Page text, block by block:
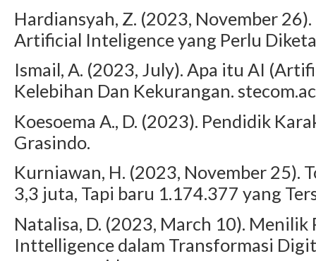
Hardiansyah, Z. (2023, November
Artificial Inteligence yang Perlu
Ismail, A. (2023, July). Apa itu AI
Kelebihan Dan Kekurangan.
Koesoema A., D. (2023). Pendidik
Grasindo.
Kurniawan, H. (2023, November 25).
3,3 juta, Tapi baru 1.174.377 yang
Natalisa, D. (2023, March 10).
Inttelligence dalam Transformasi